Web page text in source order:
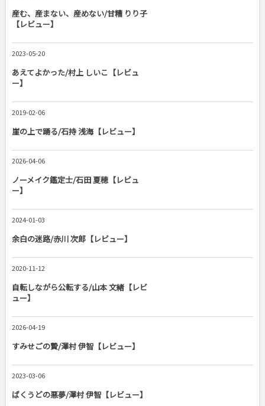
産む、産まない、産めない/甘糟 りり子
【レビュー】
2023-05-20
あえてよかった/村上 しいこ【レビュ
ー】
2019-02-06
崖の上で踊る/石持 浅海【レビュー】
2026-04-06
ノーメイク鑑定士/石田 夏穂【レビュ
ー】
2024-01-03
余白の迷路/赤川 次郎【レビュー】
2020-11-12
自転しながら公転する/山本 文緒【レビ
ュー】
2026-04-19
すみせごの贄/澤村 伊智【レビュー】
2023-03-06
ばくうどの悪夢/澤村 伊智【レビュー】